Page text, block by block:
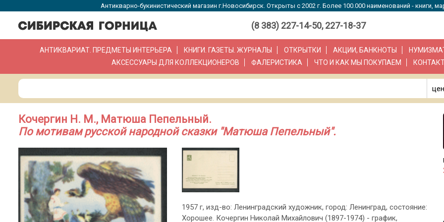
Антикварно-букинистический магазин г.Новосибирск. Открыты с 2002 г. Более 100.000 наименований - книги,
(8 383) 227-14-50, 227-18-37
АНТИКВАРИАТ. ПРЕДМЕТЫ ИНТЕРЬЕРА КНИГИ. ГАЗЕТЫ. ЖУРНАЛЫ ОТКРЫТКИ АКЦИИ, БАНКНОТЫ
АКСЕССУАРЫ ДЛЯ КОЛЛЕКЦИОНЕРОВ
ФАЛЕРИСТИКА ЧТО И КАК МЫ ПОКУПАЕМ
Кочергин Н. М., Матюша Пепельный.
По мотивам русской народной сказки "Матюша Пепельный".
1957 г, изд-во: Ленинградский художник, город: Ленинград, состояние:
Хорошее. Кочергин Николай Михайлович (1897-1974) - график,